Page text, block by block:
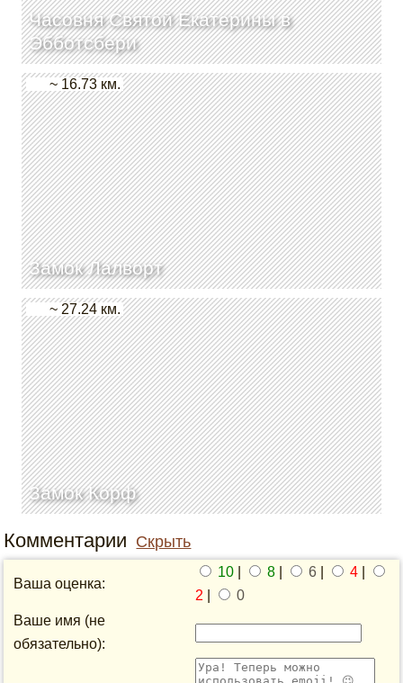
Часовня Святой Екатерины в
Эбботсбери
Замок Лалворт
~ 16.73 км.
Замок Корф
~ 27.24 км.
Комментарии Скрыть
Ваша оценка:
10 8 6 4
2
0
Ваше имя (не
обязательно):